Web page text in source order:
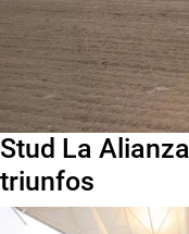
Stud La
triunfos